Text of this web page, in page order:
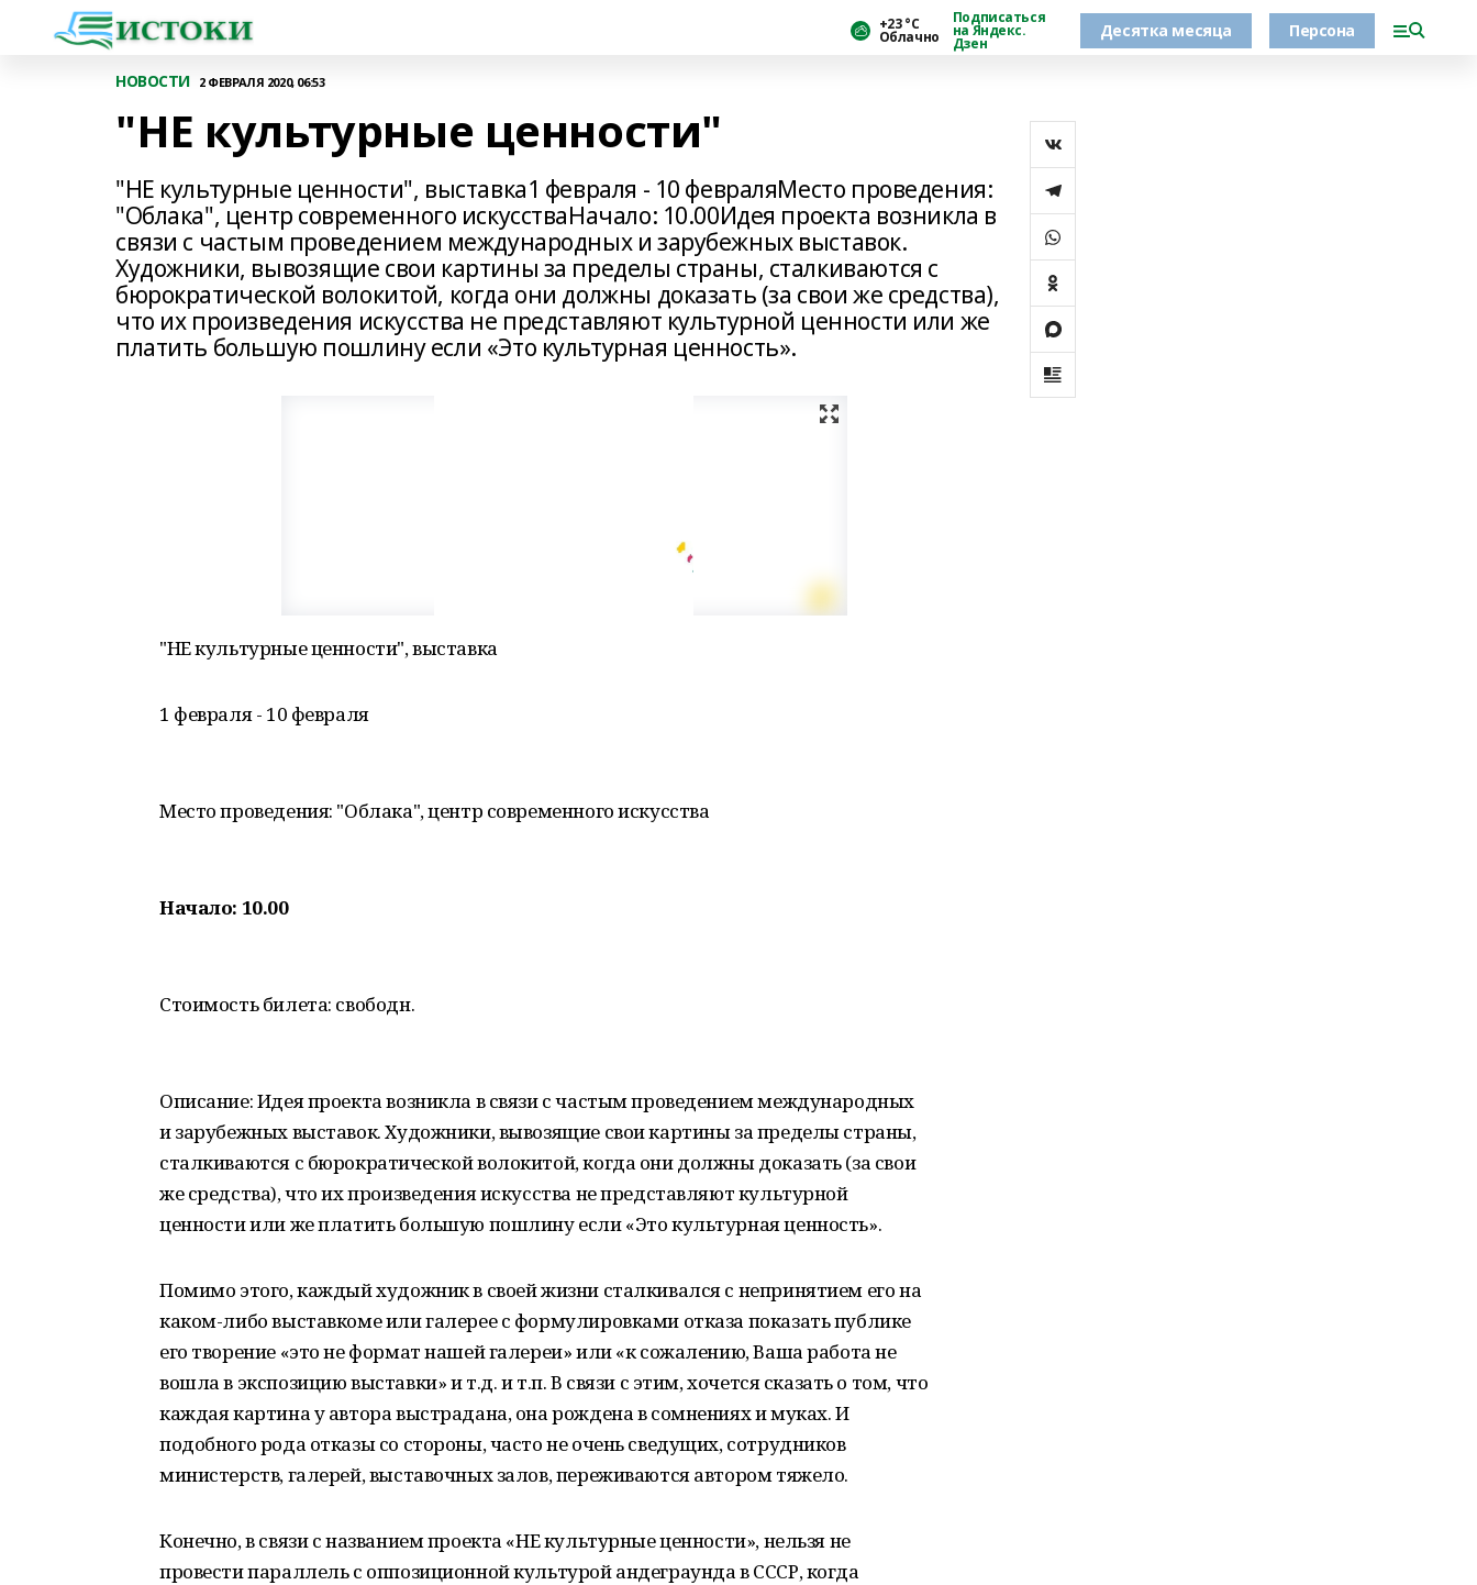
+23 °С
Облачно
Подписаться
на Яндекс.
Дзен
Десятка месяца Персона
НОВОСТИ 2 ФЕВРАЛЯ 2020, 06:53
"НЕ культурные ценности"
"НЕ культурные ценности", выставка1 февраля - 10 февраляМесто проведения:
"Облака", центр современного искусстваНачало: 10.00Идея проекта возникла в
связи с частым проведением международных и зарубежных выставок.
Художники, вывозящие свои картины за пределы страны, сталкиваются с
бюрократической волокитой, когда они должны доказать (за свои же средства),
что их произведения искусства не представляют культурной ценности или же
платить большую пошлину если «Это культурная ценность».
"НЕ культурные ценности", выставка
1 февраля - 10 февраля
Место проведения: "Облака", центр современного искусства
Начало: 10.00
Стоимость билета: свободн.
Описание: Идея проекта возникла в связи с частым проведением международных
и зарубежных выставок. Художники, вывозящие свои картины за пределы страны,
сталкиваются с бюрократической волокитой, когда они должны доказать (за свои
же средства), что их произведения искусства не представляют культурной
ценности или же платить большую пошлину если «Это культурная ценность».
Помимо этого, каждый художник в своей жизни сталкивался с непринятием его на
каком-либо выставкоме или галерее с формулировками отказа показать публике
его творение «это не формат нашей галереи» или «к сожалению, Ваша работа не
вошла в экспозицию выставки» и т.д. и т.п. В связи с этим, хочется сказать о том, что
каждая картина у автора выстрадана, она рождена в сомнениях и муках. И
подобного рода отказы со стороны, часто не очень сведущих, сотрудников
министерств, галерей, выставочных залов, переживаются автором тяжело.
Конечно, в связи с названием проекта «НЕ культурные ценности», нельзя не
провести параллель с оппозиционной культурой андеграунда в СССР, когда